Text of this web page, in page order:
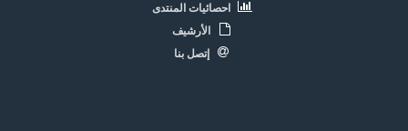
احصائيات المنتدى
الأرشيف
إتصل بنا